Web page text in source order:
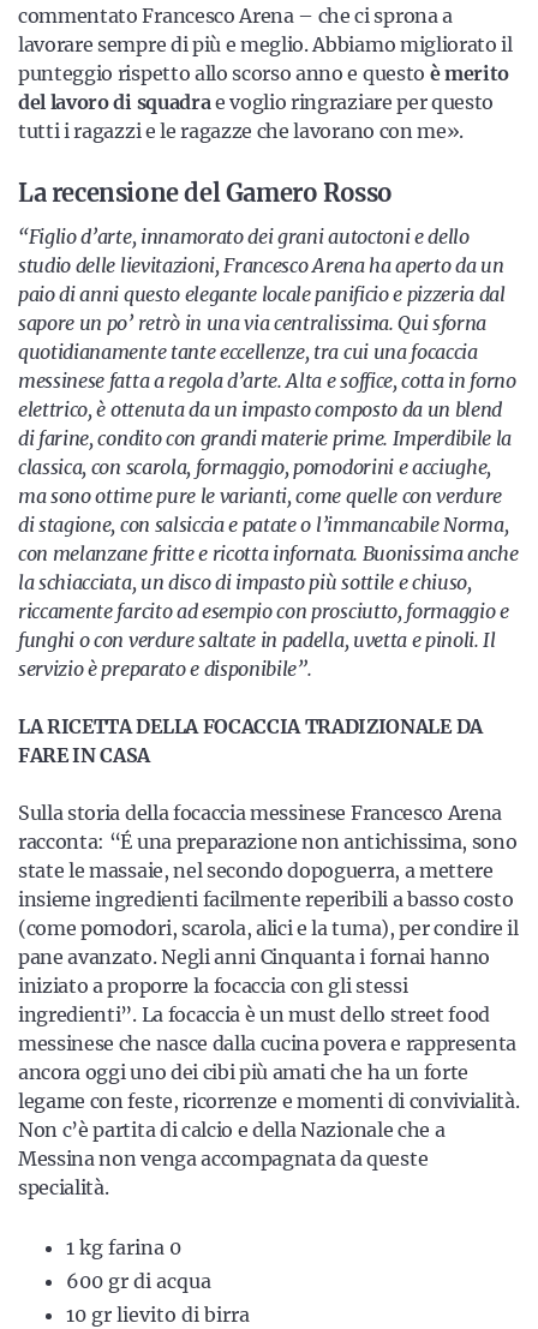
commentato Francesco Arena – che ci sprona a
lavorare sempre di più e meglio. Abbiamo migliorato il
punteggio rispetto allo scorso anno e questo è merito
del lavoro di squadrae voglio ringraziare per questo
tutti i ragazzi e le ragazze che lavorano con me».
La recensione del Gamero Rosso
“Figlio d’arte, innamorato dei grani autoctoni e dello
studio delle lievitazioni, Francesco Arena ha aperto da un
paio di anni questo elegante locale panificio e pizzeria dal
sapore un po’ retrò in una via centralissima. Qui sforna
quotidianamente tante eccellenze, tra cui una focaccia
messinese fatta a regola d’arte. Alta e soffice, cotta in forno
elettrico, è ottenuta da un impasto composto da un blend
di farine, condito con grandi materie prime. Imperdibile la
classica, con scarola, formaggio, pomodorini e acciughe,
ma sono ottime pure le varianti, come quelle con verdure
di stagione, con salsiccia e patate o l’immancabile Norma,
con melanzane fritte e ricotta infornata. Buonissima anche
la schiacciata, un disco di impasto più sottile e chiuso,
riccamente farcito ad esempio con prosciutto, formaggio e
funghi o con verdure saltate in padella, uvetta e pinoli. Il
servizio è preparato e disponibile”.
LA RICETTA DELLA FOCACCIA TRADIZIONALE DA
FARE IN CASA
Sulla storia della focaccia messinese Francesco Arena
racconta: “É una preparazione non antichissima, sono
state le massaie, nel secondo dopoguerra, a mettere
insieme ingredienti facilmente reperibili a basso costo
(come pomodori, scarola, alici e la tuma), per condire il
pane avanzato. Negli anni Cinquanta i fornai hanno
iniziato a proporre la focaccia con gli stessi
ingredienti”. La focaccia è un must dello street food
messinese che nasce dalla cucina povera e rappresenta
ancora oggi uno dei cibi più amati che ha un forte
legame con feste, ricorrenze e momenti di convivialità.
Non c’è partita di calcio e della Nazionale che a
Messina non venga accompagnata da queste
specialità.
1 kg farina 0
600 gr di acqua
10 gr lievito di birra